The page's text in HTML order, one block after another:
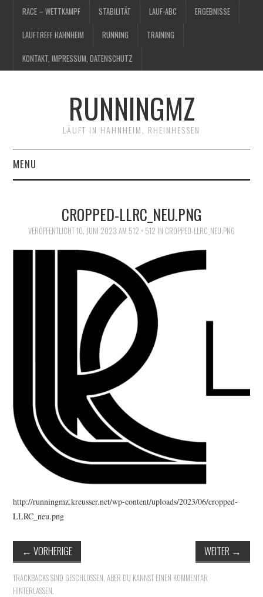
RACE – WETTKAMPF STABILITÄT LAUF-ABC ERGEBNISSE
LAUFTREFF HAHNHEIM RUNNING TRAINING
KONTAKT, IMPRESSUM, DATENSCHUTZ
RUNNINGMZ
LÄUFT IN HAHNHEIM, RHEINHESSEN
MENU
STABILITÄT
LAUF-ABC
LAUFTREFF HAHNHEIM
KONTAKT, IMPRESSUM,
DATENSCHUTZ
CROPPED-LLRC_NEU.PNG
VERÖFFENTLICHT10. JUNI 2023 AM 512 × 512 IN CROPPED-LLRC_NEU.PNG
http://runningmz.kreusser.net/wp-content/uploads/2023/06/cropped-
LLRC_neu.png
← VORHERIGE WEITER →
TRACKBACKS SIND GESCHLOSSEN, ABER DU KANNST EINEN KOMMENTAR
HINTERLASSEN.